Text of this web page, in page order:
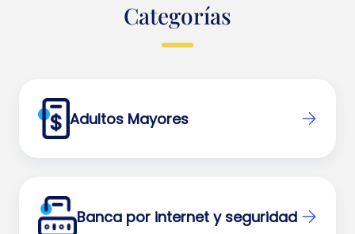
Categorías
Adultos Mayores
Banca por internet y seguridad